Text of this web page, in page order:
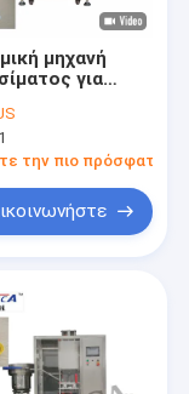
μηχανή
για
1
την πιο πρόσφατη